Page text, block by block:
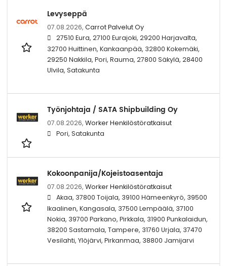
Levyseppä
07.08.2026, Carrot Palvelut Oy
27510 Eura, 27100 Eurajoki, 29200 Harjavalta,
32700 Huittinen, Kankaanpää, 32800 Kokemäki,
29250 Nakkila, Pori, Rauma, 27800 Säkylä, 28400
Ulvila, Satakunta
Työnjohtaja / SATA Shipbuilding Oy
07.08.2026, Worker Henkilöstöratkaisut
Pori, Satakunta
Kokoonpanija/Kojeistoasentaja
07.08.2026, Worker Henkilöstöratkaisut
Akaa, 37800 Toijala, 39100 Hämeenkyrö, 39500
Ikaalinen, Kangasala, 37500 Lempäälä, 37100
Nokia, 39700 Parkano, Pirkkala, 31900 Punkalaidun,
38200 Sastamala, Tampere, 31760 Urjala, 37470
Vesilahti, Ylöjärvi, Pirkanmaa, 38800 Jamijarvi